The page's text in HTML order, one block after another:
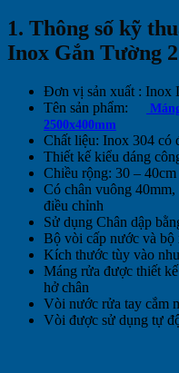
1. Thông số kỹ
Inox Gắn Tường
Đơn vị sản xuất : Inox
Tên sản phẩm:
2500x400mm
Chất liệu: Inox 304 có
Thiết kế kiểu dáng
Chiều rộng: 30 – 40cm
Có chân vuông
điều chỉnh
Sử dụng Chân dập
Bộ vòi cấp nước và bộ
Kích thước tùy vào
Máng rửa được thiết
hở chân
Vòi nước rửa tay cắm
Vòi được sử dụng tự